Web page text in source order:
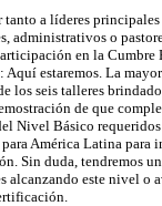
tanto a líderes
administrativos o
en la Cumbre
Aquí estaremos. La
los seis talleres
de que
Nivel Básico
América Latina para
Sin duda, tendremos
alcanzando este nivel o